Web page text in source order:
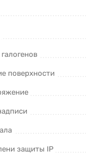
поверхности
защиты IP